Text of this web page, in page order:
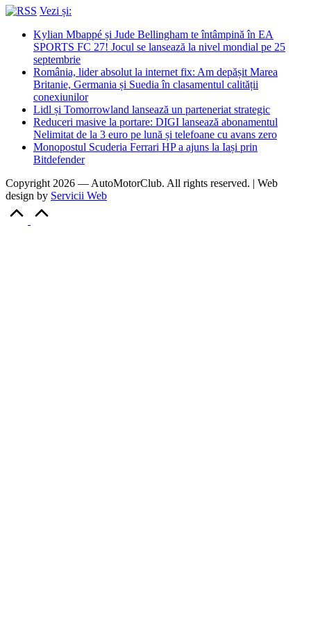
Vezi și:
Kylian Mbappé și Jude Bellingham te întâmpină în EA
SPORTS FC 27! Jocul se lansează la nivel mondial pe 25
septembrie
România, lider absolut la internet fix: Am depășit Marea
Britanie, Germania și Suedia în clasamentul calității
conexiunilor
Lidl și Tomorrowland lansează un parteneriat strategic
Reduceri masive la portare: DIGI lansează abonamentul
Nelimitat de la 3 euro pe lună și telefoane cu avans zero
Monopostul Scuderia Ferrari HP a ajuns la Iași prin
Bitdefender
Copyright 2026 — AutoMotorClub. All rights reserved. | Web
design by Servicii Web